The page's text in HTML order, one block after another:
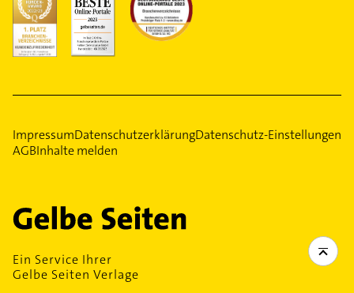
ImpressumDatenschutzerklärungDatenschutz-Einstellungen
AGBInhalte melden
Ein Service Ihrer
Gelbe Seiten Verlage